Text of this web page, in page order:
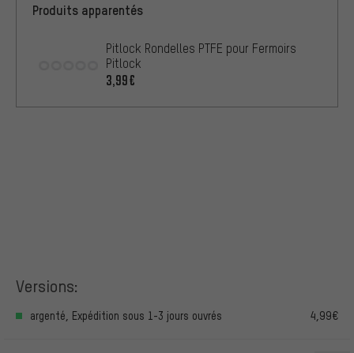
Produits apparentés
Pitlock Rondelles PTFE pour Fermoirs
Pitlock
3,99€
Versions:
argenté, Expédition sous 1-3 jours ouvrés 4,99€